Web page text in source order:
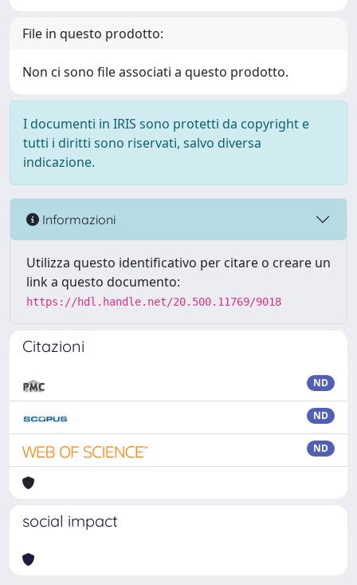
File in questo prodotto:
Non ci sono file associati a questo prodotto.
I documenti in IRIS sono protetti da copyright e
tutti i diritti sono riservati, salvo diversa
indicazione.
Informazioni
Utilizza questo identificativo per citare o creare un
link a questo documento:
https://hdl.handle.net/20.500.11769/9018
Citazioni
ND
ND
ND
social impact